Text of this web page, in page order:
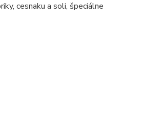
cesnaku a soli, špeciálne